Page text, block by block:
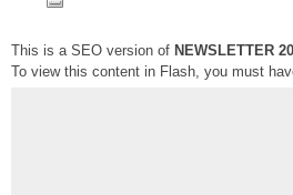
This is a SEO version of NEWSLETTER
To view this content in Flash, you must